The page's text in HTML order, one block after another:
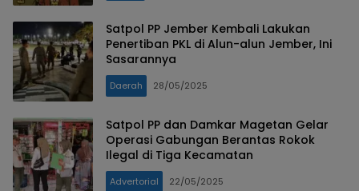
Satpol PP Jember Kembali Lakukan
Penertiban PKL di Alun-alun Jember, Ini
Sasarannya
Daerah 28/05/2025
Satpol PP dan Damkar Magetan Gelar
Operasi Gabungan Berantas Rokok
Ilegal di Tiga Kecamatan
Advertorial 22/05/2025